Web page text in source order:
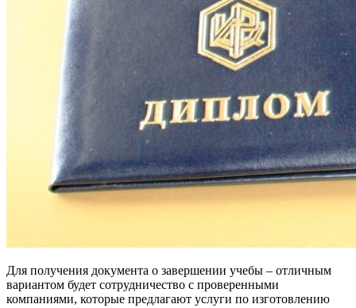
Для получения документа о завершении учебы – отличным
вариантом будет сотрудничество с проверенными
компаниями, которые предлагают услуги по изготовлению